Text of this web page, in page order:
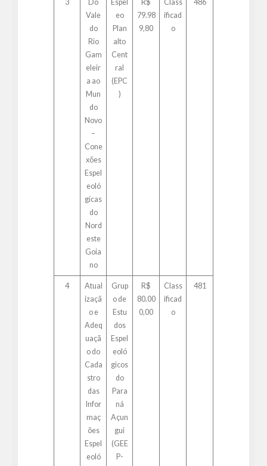
3
Do
Vale
do
Rio
Gam
eleir
a ao
Mun
do
Novo
–
Cone
xões
Espel
eoló
gicas
do
Nord
este
Goia
no
Espel
eo
Plan
alto
Cent
ral
(EPC
)
R$
79.98
9,80
Class
ificad
o
486
4
Atual
izaçã
o e
Adeq
uaçã
o do
Cada
stro
das
Infor
maç
ões
Espel
eoló
Grup
o de
Estu
dos
Espel
eoló
gicos
do
Para
ná
Açun
gui
(GEE
P-
R$
80.00
0,00
Class
ificad
o
481